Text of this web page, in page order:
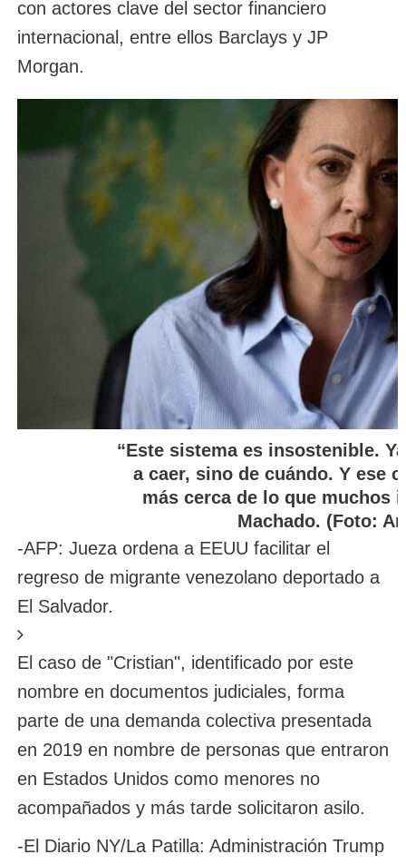
con actores clave del sector financiero
internacional, entre ellos Barclays y JP
Morgan.
“Este sistema es insostenible.
a caer, sino de cuándo. Y ese
más cerca de lo que muchos
Machado. (Foto:
-AFP: Jueza ordena a EEUU facilitar el
regreso de migrante venezolano deportado a
El Salvador.
El caso de "Cristian", identificado por este
nombre en documentos judiciales, forma
parte de una demanda colectiva presentada
en 2019 en nombre de personas que entraron
en Estados Unidos como menores no
acompañados y más tarde solicitaron asilo.
-El Diario NY/La Patilla: Administración Trump